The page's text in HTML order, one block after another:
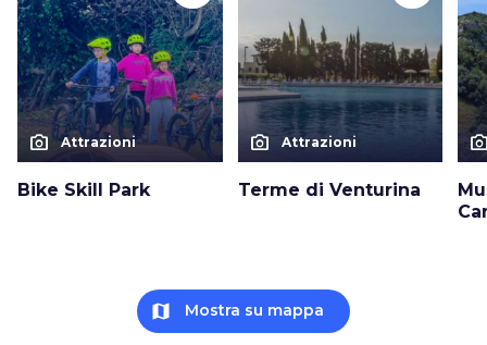
photo_camera Attrazioni
Bike Skill Park
photo_camera Attrazioni
Terme di Venturina
map Mostra su mappa